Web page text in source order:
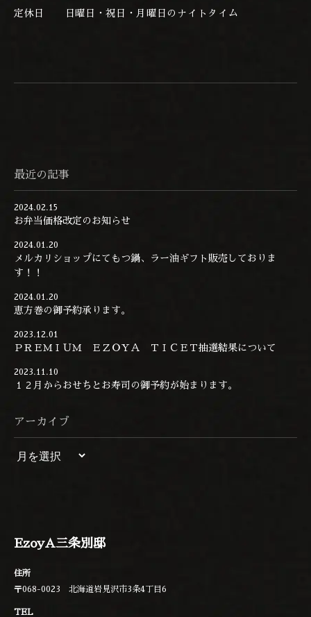
定休日 日曜日・祝日・月曜日のナイトタイム
最近の記事
2024.02.15
お弁当価格改定のお知らせ
2024.01.20
メルカリショップにてもつ鍋、ラー油ギフト販売しておりま
す！！
2024.01.20
恵方巻の御予約承ります。
2023.12.01
ＰＲＥＭＩＵＭ ＥＺＯＹＡ ＴＩＣＥＴ抽選結果について
2023.11.10
１２月からおせちとお寿司の御予約が始まります。
アーカイブ
EzoyA三条別邸
住所
〒068-0023 北海道岩見沢市3条4丁目6
TEL